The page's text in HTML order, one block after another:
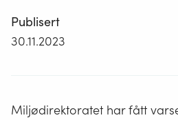
Publisert
30.11.2023
Miljødirektoratet har fått